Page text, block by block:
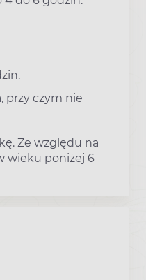
przy czym nie
Ze względu na
wieku poniżej 6